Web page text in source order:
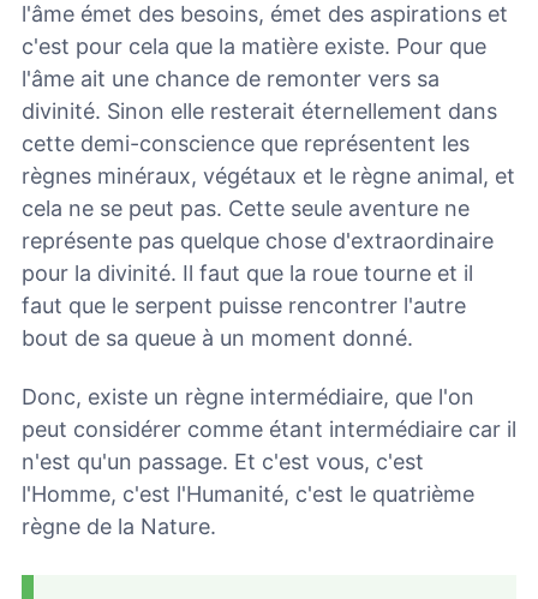
l'âme émet des besoins, émet des aspirations et
c'est pour cela que la matière existe. Pour que
l'âme ait une chance de remonter vers sa
divinité. Sinon elle resterait éternellement dans
cette demi-conscience que représentent les
règnes minéraux, végétaux et le règne animal, et
cela ne se peut pas. Cette seule aventure ne
représente pas quelque chose d'extraordinaire
pour la divinité. Il faut que la roue tourne et il
faut que le serpent puisse rencontrer l'autre
bout de sa queue à un moment donné.
Donc, existe un règne intermédiaire, que l'on
peut considérer comme étant intermédiaire car il
n'est qu'un passage. Et c'est vous, c'est
l'Homme, c'est l'Humanité, c'est le quatrième
règne de la Nature.